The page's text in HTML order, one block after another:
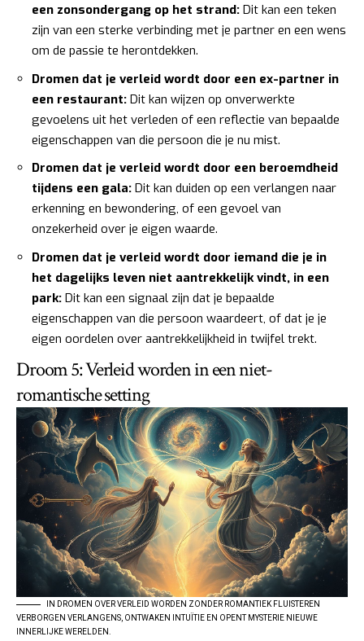
een zonsondergang op het strand: Dit kan een teken
zijn van een sterke verbinding met je partner en een wens
om de passie te herontdekken.
Dromen dat je verleid wordt door een ex-partner in
een restaurant: Dit kan wijzen op onverwerkte
gevoelens uit het verleden of een reflectie van bepaalde
eigenschappen van die persoon die je nu mist.
Dromen dat je verleid wordt door een beroemdheid
tijdens een gala: Dit kan duiden op een verlangen naar
erkenning en bewondering, of een gevoel van
onzekerheid over je eigen waarde.
Dromen dat je verleid wordt door iemand die je in
het dagelijks leven niet aantrekkelijk vindt, in een
park: Dit kan een signaal zijn dat je bepaalde
eigenschappen van die persoon waardeert, of dat je je
eigen oordelen over aantrekkelijkheid in twijfel trekt.
Droom 5: Verleid worden in een niet-
romantische setting
IN DROMEN OVER VERLEID WORDEN ZONDER ROMANTIEK FLUISTEREN
VERBORGEN VERLANGENS, ONTWAKEN INTUÏTIE EN OPENT MYSTERIE NIEUWE
INNERLIJKE WERELDEN.